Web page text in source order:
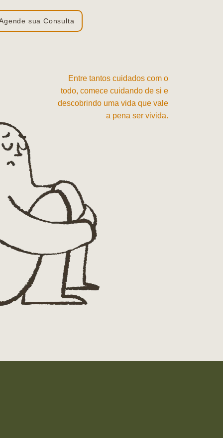
sua Consulta
Entre tantos cuidados com o
todo, comece cuidando de si e
descobrindo uma vida que vale
a pena ser vivida.